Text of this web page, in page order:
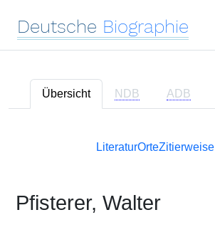
Deutsche Biographie
Übersicht NDB ADB
LiteraturOrteZitierweise
Pfisterer, Walter